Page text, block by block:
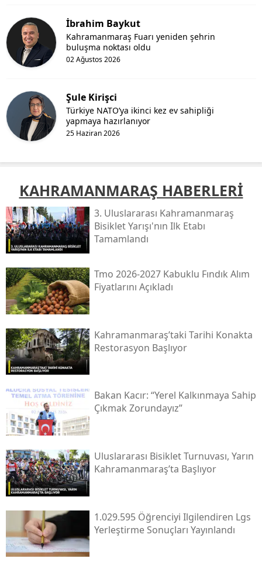
İbrahim Baykut
02 Ağustos 2026
Kahramanmaraş Fuarı yeniden şehrin
buluşma noktası oldu
Şule Kirişci
25 Haziran 2026
Türkiye NATO’ya ikinci kez ev sahipliği
yapmaya hazırlanıyor
KAHRAMANMARAŞ HABERLERİ
3. Uluslararası Kahramanmaraş
Bisiklet Yarışı'nın Ilk Etabı
Tamamlandı
Tmo 2026-2027 Kabuklu Fındık Alım
Fiyatlarını Açıkladı
Kahramanmaraş’taki Tarihi Konakta
Restorasyon Başlıyor
Bakan Kacır: “yerel Kalkınmaya Sahip
Çıkmak Zorundayız”
Uluslararası Bisiklet Turnuvası, Yarın
Kahramanmaraş’ta Başlıyor
1.029.595 Öğrenciyi Ilgilendiren Lgs
Yerleştirme Sonuçları Yayınlandı